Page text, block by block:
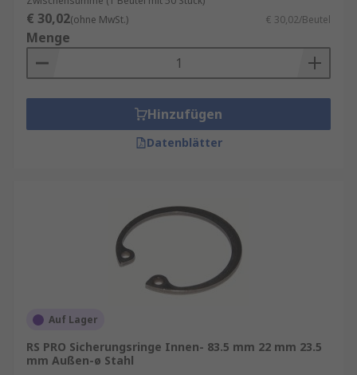
zylindrischen Bohrung, Nut oder ein
Gehäuse eingepasst und üben Druck nach
außen aus.
entgegengesetzter Richtung. Sie üben
Druck nach innen aus und passen
normalerweise um die Außenseite eines
€ 30,02(ohne MwSt.) € 30,02/Beutel
Menge
Hinzufügen
Datenblätter
Auf Lager
RS PRO Sicherungsringe Innen- 83.5 mm 22 mm 23.5
mm Außen-ø Stahl